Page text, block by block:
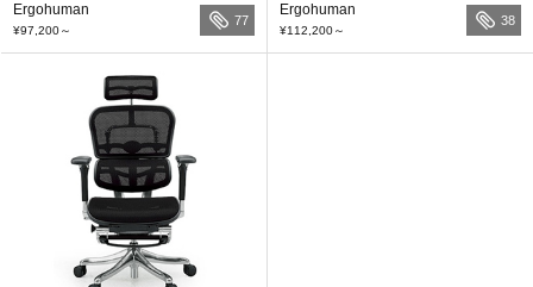
Ergohuman
¥97,200～
77
Ergohuman
¥112,200～
38